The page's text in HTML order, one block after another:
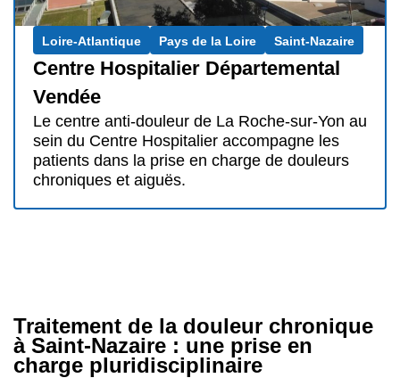
Loire-Atlantique Pays de la Loire Saint-Nazaire
Centre Hospitalier Départemental
Vendée
Le centre anti-douleur de La Roche-sur-Yon au
sein du Centre Hospitalier accompagne les
patients dans la prise en charge de douleurs
chroniques et aiguës.
Traitement de la douleur chronique
à Saint-Nazaire : une prise en
charge pluridisciplinaire